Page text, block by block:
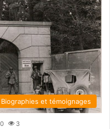
et témoignages
0 3